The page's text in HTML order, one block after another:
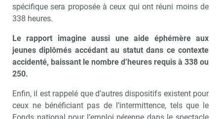
spécifique sera proposée à ceux qui ont réuni moins de
338 heures.
Le rapport imagine aussi une aide éphémère aux
jeunes diplômés accédant au statut dans ce contexte
accidenté, baissant le nombre d’heures requis à 338 ou
250.
Enfin, il est rappelé que d’autres dispositifs existent pour
ceux ne bénéficiant pas de l’intermittence, tels que le